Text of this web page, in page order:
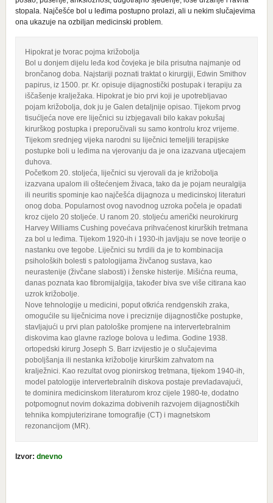
stopala. Najčešće bol u leđima postupno prolazi, ali u nekim slučajevima
ona ukazuje na ozbiljan medicinski problem.
Hipokrat je tvorac pojma križobolja
Bol u donjem dijelu leđa kod čovjeka je bila prisutna najmanje od
brončanog doba. Najstariji poznati traktat o kirurgiji, Edwin Smithov
papirus, iz 1500. pr. Kr. opisuje dijagnostički postupak i terapiju za
iščašenje kralježaka. Hipokrat je bio prvi koji je upotrebljavao
pojam križobolja, dok ju je Galen detaljnije opisao. Tijekom prvog
tisućljeća nove ere liječnici su izbjegavali bilo kakav pokušaj
kirurškog postupka i preporučivali su samo kontrolu kroz vrijeme.
Tijekom srednjeg vijeka narodni su liječnici temeljili terapijske
postupke boli u leđima na vjerovanju da je ona izazvana utjecajem
duhova.
Početkom 20. stoljeća, liječnici su vjerovali da je križobolja
izazvana upalom ili oštećenjem živaca, tako da je pojam neuralgija
ili neuritis spominje kao najčešća dijagnoza u medicinskoj literaturi
onog doba. Popularnost ovog navodnog uzroka počela je opadati
kroz cijelo 20 stoljeće. U ranom 20. stoljeću američki neurokirurg
Harvey Williams Cushing povećava prihvaćenost kirurških tretmana
za bol u leđima. Tijekom 1920-ih i 1930-ih javljaju se nove teorije o
nastanku ove tegobe. Liječnici su tvrdili da je to kombinacija
psiholoških bolesti s patologijama živčanog sustava, kao
neurastenije (živčane slabosti) i ženske histerije. Mišićna reuma,
danas poznata kao fibromijalgija, također biva sve više citirana kao
uzrok križobolje.
Nove tehnologije u medicini, poput otkrića rendgenskih zraka,
omogućile su liječnicima nove i preciznije dijagnostičke postupke,
stavljajući u prvi plan patološke promjene na intervertebralnim
diskovima kao glavne razloge bolova u leđima. Godine 1938.
ortopedski kirurg Joseph S. Barr izvijestio je o slučajevima
poboljšanja ili nestanka križobolje kirurškim zahvatom na
kralježnici. Kao rezultat ovog pionirskog tretmana, tijekom 1940-ih,
model patologije intervertebralnih diskova postaje prevladavajući,
te dominira medicinskom literaturom kroz cijele 1980-te, dodatno
potpomognut novim dokazima dobivenih razvojem dijagnostičkih
tehnika kompjuterizirane tomografije (CT) i magnetskom
rezonancijom (MR).
Izvor: dnevno